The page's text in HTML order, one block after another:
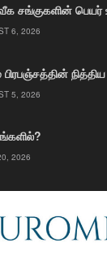
சங்குகளின் பெயர்
6, 2026
பிரபஞ்சத்தின்
5, 2026
2026